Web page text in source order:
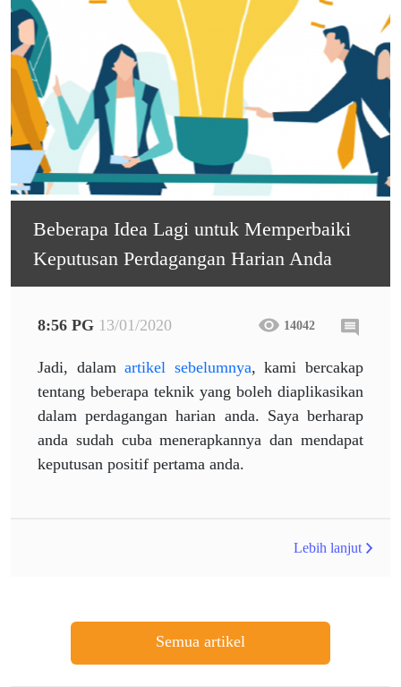
Beberapa Idea Lagi untuk Memperbaiki
Keputusan Perdagangan Harian Anda
8:56 PG 13/01/2020 14042
Jadi, dalamartikel sebelumnya, kami bercakap
tentang beberapa teknik yang boleh diaplikasikan
dalam perdagangan harian anda. Saya berharap
anda sudah cuba menerapkannya dan mendapat
keputusan positif pertama anda.
Lebih lanjut
Semua artikel